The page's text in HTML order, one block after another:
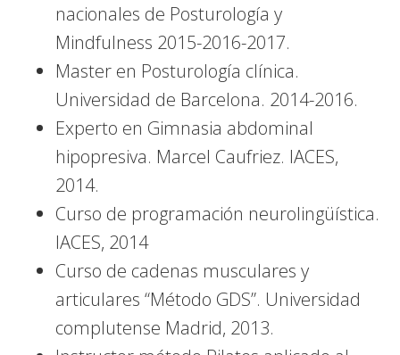
nacionales de Posturología y
Mindfulness 2015-2016-2017.
Master en Posturología clínica.
Universidad de Barcelona. 2014-2016.
Experto en Gimnasia abdominal
hipopresiva. Marcel Caufriez. IACES,
2014.
Curso de programación neurolingüística.
IACES, 2014
Curso de cadenas musculares y
articulares “Método GDS”. Universidad
complutense Madrid, 2013.